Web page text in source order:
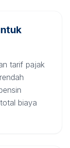
tarif pajak
biaya